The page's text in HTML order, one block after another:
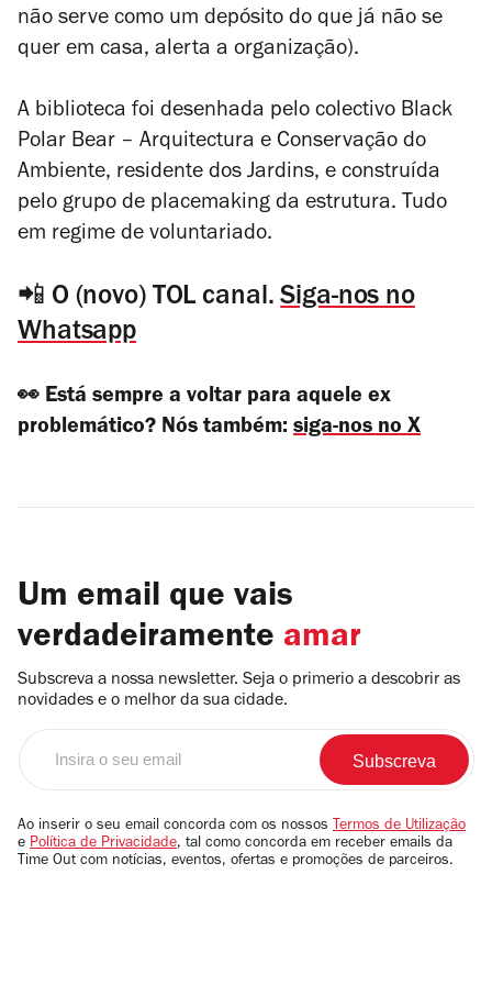
não serve como um depósito do que já não se
quer em casa, alerta a organização).
A biblioteca foi desenhada pelo colectivo Black
Polar Bear – Arquitectura e Conservação do
Ambiente, residente dos Jardins, e construída
pelo grupo de placemaking da estrutura. Tudo
em regime de voluntariado.
📲 O (novo) TOL canal. Siga-nos no
Whatsapp
👀 Está sempre a voltar para aquele ex
problemático? Nós também: siga-nos no X
Um email que vais
verdadeiramente amar
Subscreva a nossa newsletter. Seja o primerio a descobrir as
novidades e o melhor da sua cidade.
email
Ao inserir o seu email concorda com os nossos Termos de Utilização
e Política de Privacidade, tal como concorda em receber emails da
Time Out com notícias, eventos, ofertas e promoções de parceiros.